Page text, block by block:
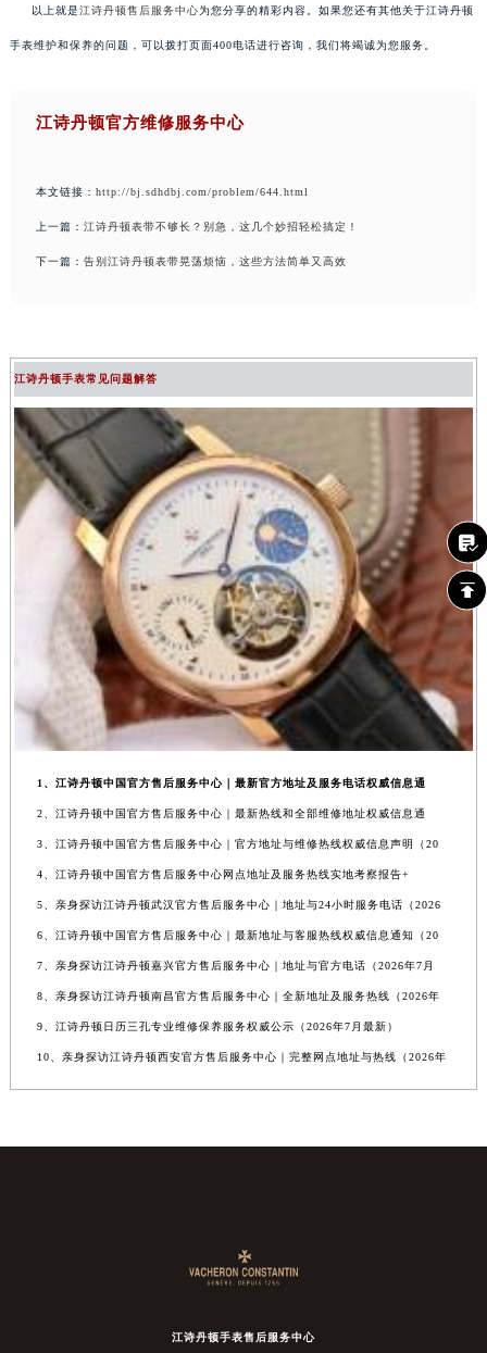
以上就是江诗丹顿售后服务中心为您分享的精彩内容。如果您还有其他关于江诗丹顿
手表维护和保养的问题，可以拨打页面400电话进行咨询，我们将竭诚为您服务。
江诗丹顿官方维修服务中心
本文链接： http://bj.sdhdbj.com/problem/644.html
上一篇： 江诗丹顿表带不够长？别急，这几个妙招轻松搞定！
下一篇： 告别江诗丹顿表带晃荡烦恼，这些方法简单又高效
江诗丹顿手表常见问题解答
1、江诗丹顿中国官方售后服务中心｜最新官方地址及服务电话权威信息通
2、江诗丹顿中国官方售后服务中心｜最新热线和全部维修地址权威信息通
3、江诗丹顿中国官方售后服务中心｜官方地址与维修热线权威信息声明（20
4、江诗丹顿中国官方售后服务中心网点地址及服务热线实地考察报告+
5、亲身探访江诗丹顿武汉官方售后服务中心｜地址与24小时服务电话（2026
6、江诗丹顿中国官方售后服务中心｜最新地址与客服热线权威信息通知（20
7、亲身探访江诗丹顿嘉兴官方售后服务中心｜地址与官方电话（2026年7月
8、亲身探访江诗丹顿南昌官方售后服务中心｜全新地址及服务热线（2026年
9、江诗丹顿日历三孔专业维修保养服务权威公示（2026年7月最新）
10、亲身探访江诗丹顿西安官方售后服务中心｜完整网点地址与热线（2026年
江诗丹顿手表售后服务中心